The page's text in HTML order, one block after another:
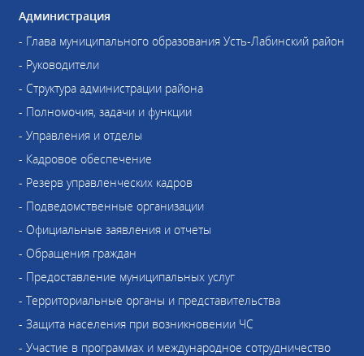
Администрация
- Глава муниципального образования Усть-Лабинский район
- Руководители
- Структура администрации района
- Полномочия, задачи и функции
- Управления и отделы
- Кадровое обеспечение
- Резерв управленческих кадров
- Подведомственные организации
- Официальные заявления и отчеты
- Обращения граждан
- Предоставление муниципальных услуг
- Территориальные органы и представительства
- Защита населения при возникновении ЧС
- Участие в программах и международное сотрудничество